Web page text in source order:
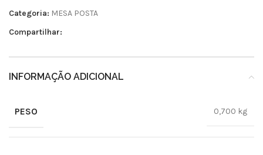
Categoria: MESA POSTA
Compartilhar:
INFORMAÇÃO ADICIONAL
PESO 0,700 kg